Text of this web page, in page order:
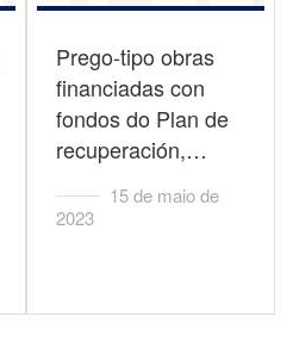
Prego-tipo obras
financiadas con
fondos do Plan de
recuperación,…
15 de maio de
2023